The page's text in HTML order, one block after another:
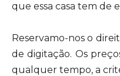
que essa casa tem de
Reservamo-nos o
de digitação. Os
qualquer tempo, a